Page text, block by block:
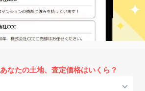
あなたの土地、査定価格はいくら？